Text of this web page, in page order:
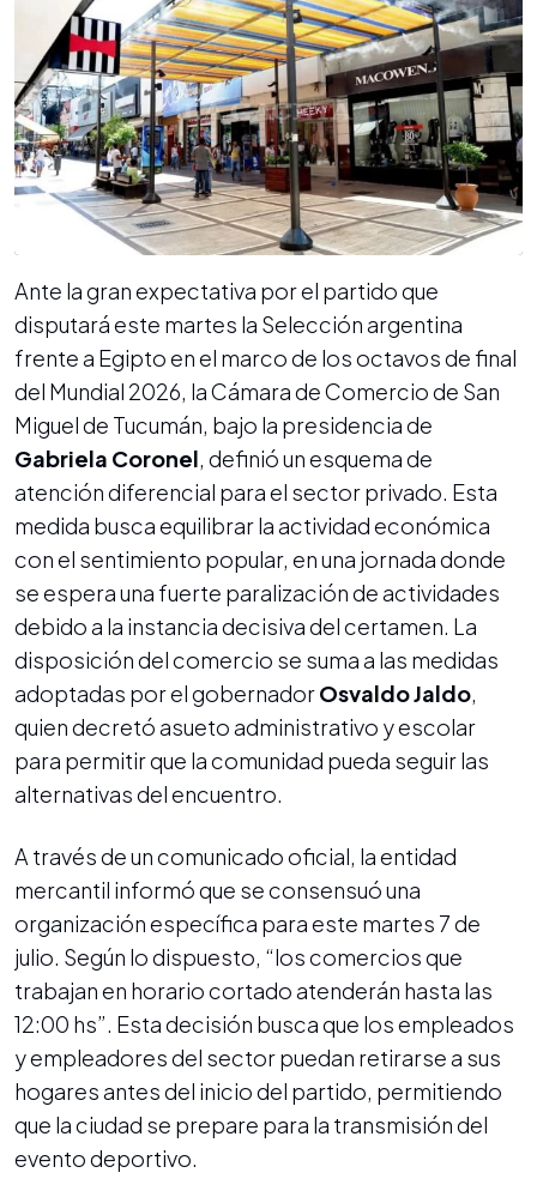
Ante la gran expectativa por el partido que
disputará este martes la Selección argentina
frente a Egipto en el marco de los octavos de final
del Mundial 2026, la Cámara de Comercio de San
Miguel de Tucumán, bajo la presidencia de
Gabriela Coronel, definió un esquema de
atención diferencial para el sector privado. Esta
medida busca equilibrar la actividad económica
con el sentimiento popular, en una jornada donde
se espera una fuerte paralización de actividades
debido a la instancia decisiva del certamen. La
disposición del comercio se suma a las medidas
adoptadas por el gobernadorOsvaldo Jaldo,
quien decretó asueto administrativo y escolar
para permitir que la comunidad pueda seguir las
alternativas del encuentro.
A través de un comunicado oficial, la entidad
mercantil informó que se consensuó una
organización específica para este martes 7 de
julio. Según lo dispuesto, “los comercios que
trabajan en horario cortado atenderán hasta las
12:00 hs”. Esta decisión busca que los empleados
y empleadores del sector puedan retirarse a sus
hogares antes del inicio del partido, permitiendo
que la ciudad se prepare para la transmisión del
evento deportivo.